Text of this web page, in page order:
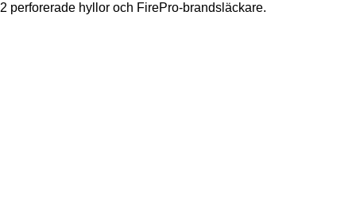
2 perforerade hyllor och FirePro-brandsläckare.